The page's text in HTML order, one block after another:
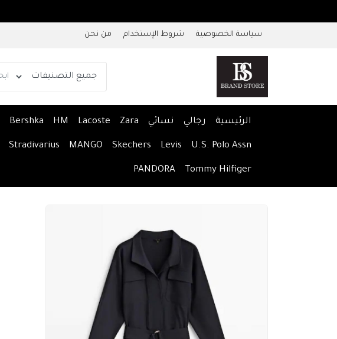
سياسة الخصوصية شروط الإستخدام من نحن
الرئيسية رجالي نسائي Zara
Lacoste
HM
Bershka
U.S. Polo Assn
Levis
Skechers
MANGO
Stradivarius
Tommy Hilfiger
PANDORA